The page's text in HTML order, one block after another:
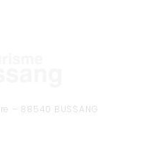
– 88540 BUSSANG